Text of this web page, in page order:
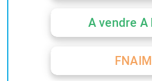
A vendre A
FNAIM